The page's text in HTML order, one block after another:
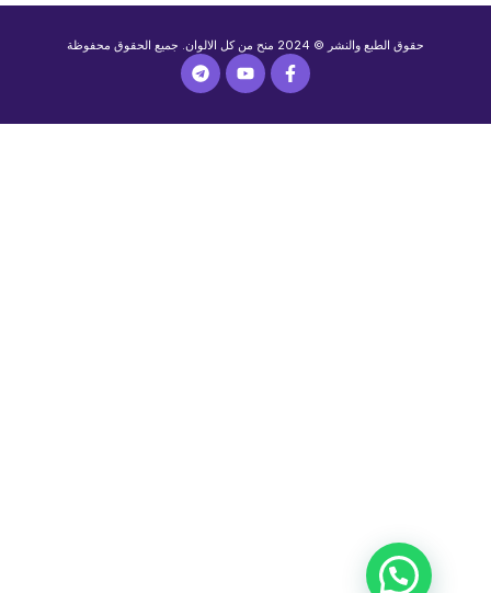
حقوق الطبع والنشر © 2024 منح من كل الالوان. جميع الحقوق محفوظة